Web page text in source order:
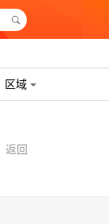
区域
返回